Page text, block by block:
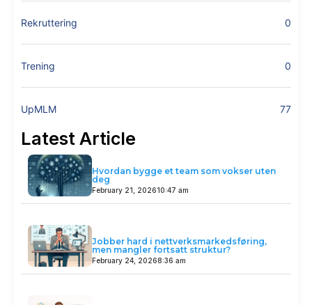
Rekruttering 0
Trening 0
UpMLM 77
Latest Article
February 21, 202610:47 am
Hvordan bygge et team som vokser uten
deg
February 24, 20268:36 am
Jobber hard i nettverksmarkedsføring,
men mangler fortsatt struktur?